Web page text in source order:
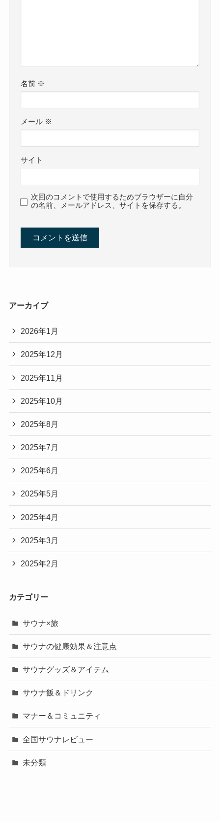
名前 ※
メール ※
サイト
次回のコメントで使用するためブラウザーに自分
の名前、メールアドレス、サイトを保存する。
アーカイブ
2026年1月
2025年12月
2025年11月
2025年10月
2025年8月
2025年7月
2025年6月
2025年5月
2025年4月
2025年3月
2025年2月
カテゴリー
サウナ×旅
サウナの健康効果＆注意点
サウナグッズ＆アイテム
サウナ飯＆ドリンク
マナー＆コミュニティ
全国サウナレビュー
未分類